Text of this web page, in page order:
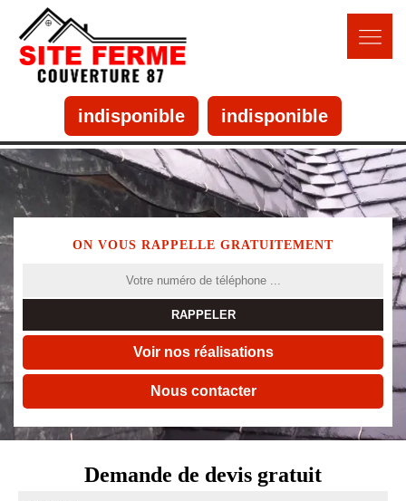
indisponible indisponible
ON VOUS RAPPELLE GRATUITEMENT
Voir nos réalisations
Nous contacter
Demande de devis gratuit